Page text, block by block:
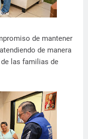
de mantener
de manera
las familias de